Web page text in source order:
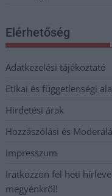
Elérhetőség
Adatkezelési tájékoztató
Etikai és függetlenségi
Hirdetési árak
Hozzászólási és
Impresszum
Iratkozzon fel heti
megyénkről!